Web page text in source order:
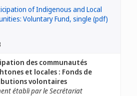
des communautés
et locales : Fonds de
volontaires
établi par le Secrétariat